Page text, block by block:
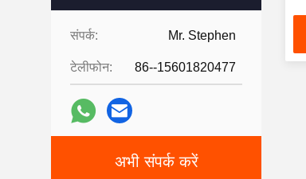
संपर्क: Mr. Stephen
टेलीफोन: 86--15601820477
अभी संपर्क करें